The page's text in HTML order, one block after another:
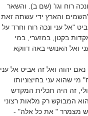
רוח וגו' (שם ב). והשאר
והארץ ידי עשתה זאת
"אל עני ונכה רוח וחרד על
בקטן, במזערי, במי
ואל האנושי באה דווקא
יהוה ואל זה אביט אל עני
שהוא עני בחיצוניותו
זה היה תכלית המקדש
המבוקש רק מלאות רצוני
מצמרר " את כל אלה" -